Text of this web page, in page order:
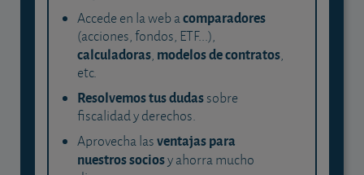
Accede en la web acomparadores
(acciones, fondos, ETF...),
calculadoras, modelos de contratos,
etc.
Resolvemos tus dudassobre
fiscalidad y derechos.
Aprovecha lasventajas para
nuestros sociosy ahorra mucho